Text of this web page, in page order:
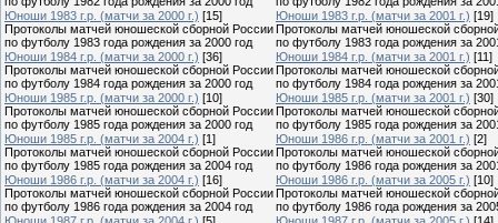
Юноши 1983 г.р. (матчи за 2000 г.) [15]
Протоколы матчей юношеской сборной России
по футболу 1983 года рождения за 2000 год
Юноши 1983 г.р. (матчи за 2001 г.) [19]
Протоколы матчей юношеской
по футболу 1983 года рождения за
Юноши 1984 г.р. (матчи за 2000 г.) [36]
Протоколы матчей юношеской сборной России
по футболу 1984 года рождения за 2000 год
Юноши 1984 г.р. (матчи за 2001 г.) [11]
Протоколы матчей юношеской
по футболу 1984 года рождения за
Юноши 1985 г.р. (матчи за 2000 г.) [10]
Протоколы матчей юношеской сборной России
по футболу 1985 года рождения за 2000 год
Юноши 1985 г.р. (матчи за 2001 г.) [30]
Протоколы матчей юношеской
по футболу 1985 года рождения за
Юноши 1985 г.р. (матчи за 2004 г.) [1]
Протоколы матчей юношеской сборной России
по футболу 1985 года рождения за 2004 год
Юноши 1986 г.р. (матчи за 2001 г.) [2]
Протоколы матчей юношеской
по футболу 1986 года рождения за
Юноши 1986 г.р. (матчи за 2004 г.) [16]
Протоколы матчей юношеской сборной России
по футболу 1986 года рождения за 2004 год
Юноши 1986 г.р. (матчи за 2005 г.) [10]
Протоколы матчей юношеской
по футболу 1986 года рождения за